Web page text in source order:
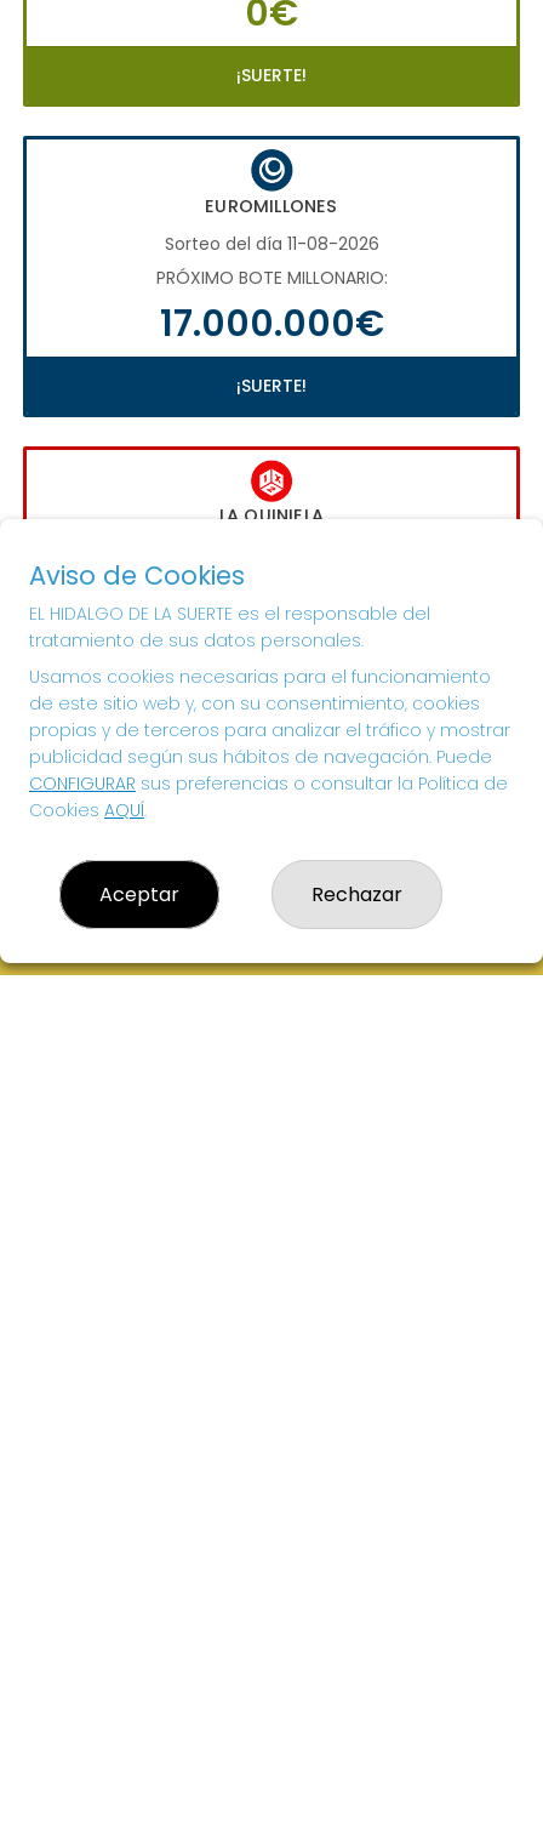
0€
¡SUERTE!
EUROMILLONES
Sorteo del día 11-08-2026
PRÓXIMO BOTE MILLONARIO:
17.000.000€
¡SUERTE!
LA QUINIELA
PRÓXIMO BOTE MILLONARIO:
1.000.000€
¡SUERTE!
Aviso de Cookies
EL HIDALGO DE LA SUERTE es el responsable del
tratamiento de sus datos personales.
Usamos cookies necesarias para el funcionamiento
de este sitio web y, con su consentimiento, cookies
propias y de terceros para analizar el tráfico y mostrar
publicidad según sus hábitos de navegación. Puede
CONFIGURAR sus preferencias o consultar la Política de
Cookies AQUÍ.
Aceptar Rechazar